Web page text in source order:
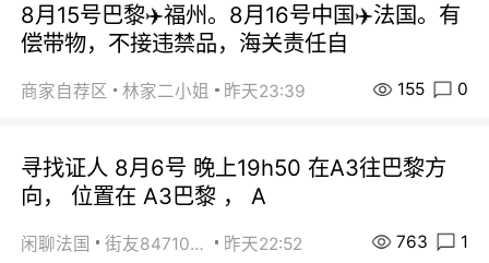
8月15号巴黎✈️福州。8月16号中国✈️法国。有
偿带物，不接违禁品，海关责任自
商家自荐区 林家二小姐 昨天23:39 155 0
寻找证人 8月6号 晚上19h50 在A3往巴黎方
向， 位置在 A3巴黎 ， A
闲聊法国 街友84710671 昨天22:52 763 1